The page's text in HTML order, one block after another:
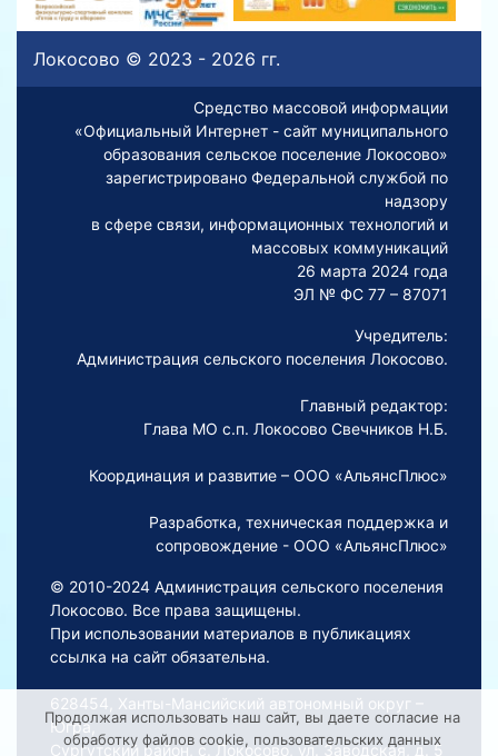
Локосово © 2023 - 2026 гг.
Средство массовой информации
«Официальный Интернет - сайт муниципального
образования сельское поселение Локосово»
зарегистрировано Федеральной службой по
надзору
в сфере связи, информационных технологий и
массовых коммуникаций
26 марта 2024 года
ЭЛ № ФС 77 – 87071
Учредитель:
Администрация сельского поселения Локосово.
Главный редактор:
Глава МО с.п. Локосово Свечников Н.Б.
Координация и развитие – ООО «АльянсПлюс»
Разработка, техническая поддержка и
сопровождение - ООО «АльянсПлюс»
© 2010-2024 Администрация сельского поселения
Локосово. Все права защищены.
При использовании материалов в публикациях
ссылка на сайт обязательна.
628454, Ханты-Мансийский автономный округ –
Югра,
Сургутский район, с. Локосово, ул. Заводская, д. 5
Продолжая использовать наш сайт, вы даете согласие на
обработку файлов cookie, пользовательских данных